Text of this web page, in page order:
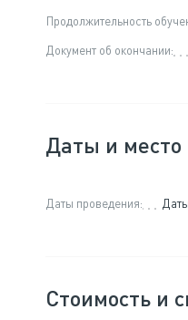
Продолжительность
Документ об окончании:
Даты и место
Даты проведения:
Стоимость и